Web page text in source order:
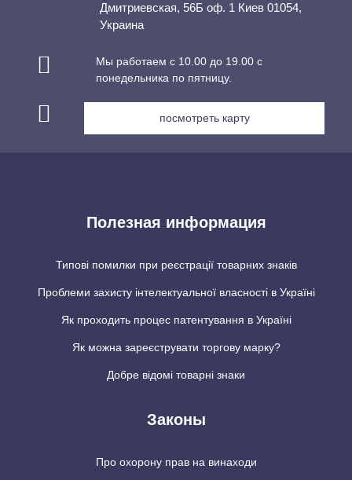
Дмитриевская, 56Б оф. 1 Киев 01054,
Украина
Мы работаем с 10.00 до 19.00 с
понедельника по пятницу.
посмотреть карту
Полезная информация
Типові помилки при реєстрації товарних знаків
Проблеми захисту інтелектуальної власності в Україні
Як проходить процес патентування в Україні
Як можна зареєструвати торгову марку?
Добре відомі товарні знаки
Законы
Про охорону прав на винаходи